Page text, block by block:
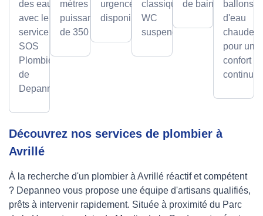
des eaux
avec le
service
SOS
Plombier
de
Depanneo
mètres et
puissance
de 350 bars.
urgence
disponible.
classique ou
WC
suspendu.
de bain.
ballons
d'eau
chaude,
pour un
confort
continu.
Découvrez nos services de plombier à
Avrillé
À la recherche d'un plombier à Avrillé réactif et compétent
? Depanneo vous propose une équipe d'artisans qualifiés,
prêts à intervenir rapidement. Située à proximité du Parc